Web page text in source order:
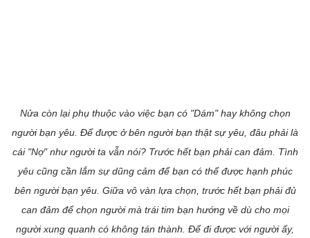
Nửa còn lại phụ thuộc vào việc bạn có "Dám" hay không chọn
người bạn yêu. Để được ở bên người bạn thật sự yêu, đâu phải là
cái "Nợ" như người ta vẫn nói? Trước hết bạn phải can đảm. Tình
yêu cũng cần lắm sự dũng cảm để bạn có thể được hạnh phúc
bên người bạn yêu. Giữa vô vàn lựa chọn, trước hết bạn phải đủ
can đảm để chọn người mà trái tim bạn hướng về dù cho mọi
người xung quanh có không tán thành. Để đi được với người ấy,